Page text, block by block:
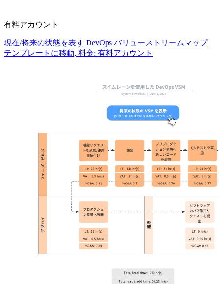
有料アカウント
現在/将来の状態を表す DevOps バリューストリームマップ
テンプレートに移動, 料金: 有料アカウント